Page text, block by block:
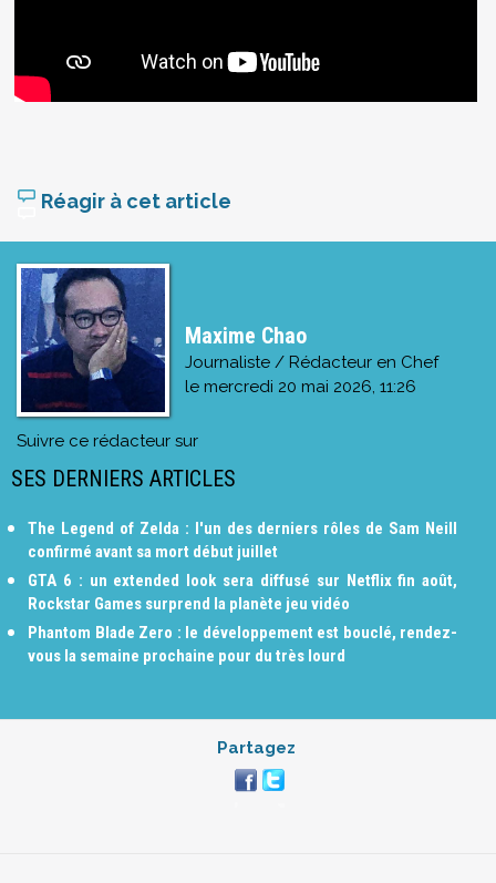
Réagir à cet article
Maxime Chao
Journaliste / Rédacteur en Chef
le mercredi 20 mai 2026, 11:26
Suivre ce rédacteur sur
SES DERNIERS ARTICLES
The Legend of Zelda : l'un des derniers rôles de Sam Neill
confirmé avant sa mort début juillet
GTA 6 : un extended look sera diffusé sur Netflix fin août,
Rockstar Games surprend la planète jeu vidéo
Phantom Blade Zero : le développement est bouclé, rendez-
vous la semaine prochaine pour du très lourd
Partagez